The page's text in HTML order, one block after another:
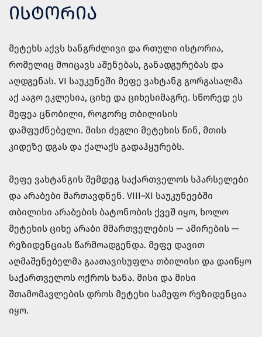
ᲘᲡᲢᲝᲠᲘᲐ
მეტეხს აქვს ხანგრძლივი და რთული ისტორია,
რომელიც მოიცავს აშენებას, განადგურებას და
აღდგენას. VI საუკუნეში მეფე ვახტანგ გორგასალმა
აქ ააგო ეკლესია, ციხე და ციხესიმაგრე. სწორედ ეს
მეფეა ცნობილი, როგორც თბილისის
დამფუძნებელი. მისი ძეგლი მეტეხის წინ, მთის
კიდეზე დგას და ქალაქს გადაჰყურებს.
მეფე ვახტანგის შემდეგ საქართველოს სპარსელები
და არაბები მართავდნენ. VIII–XI საუკუნეებში
თბილისი არაბების ბატონობის ქვეშ იყო, ხოლო
მეტეხის ციხე არაბი მმართველების — ამირების —
რეზიდენციას წარმოადგენდა. მეფე დავით
აღმაშენებელმა გაათავისუფლა თბილისი და დაიწყო
საქართველოს ოქროს ხანა. მისი და მისი
შთამომავლების დროს მეტეხი სამეფო რეზიდენცია
იყო.